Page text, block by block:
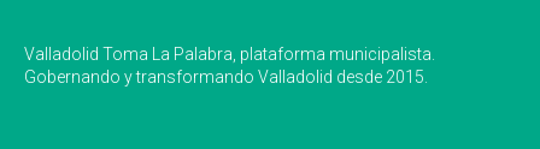
Valladolid Toma La Palabra, plataforma municipalista.
Gobernando y transformando Valladolid desde 2015.